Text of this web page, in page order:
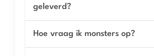
geleverd?
Hoe vraag ik monsters op?